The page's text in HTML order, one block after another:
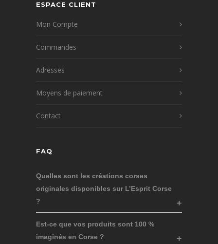
ESPACE CLIENT
Mon Compte
Commandes
Adresses
Moyens de paiement
Contact
FAQ
Quelles sont les créations corses
originales disponibles sur L’Esprit Corse
?
Est-ce que vos produits sont 100 %
imaginés en Corse ?